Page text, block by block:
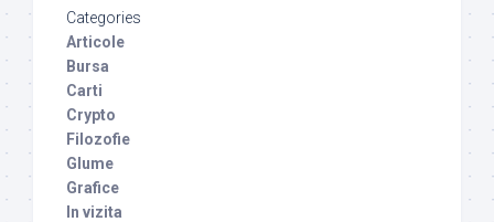
Categories
Articole
Bursa
Carti
Crypto
Filozofie
Glume
Grafice
In vizita